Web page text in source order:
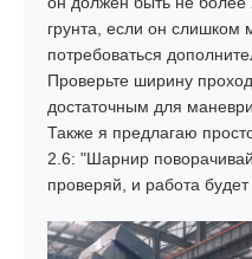
грунта, если он слишком
потребоваться
Проверьте ширину
достаточным для
Также я предлагаю
2.6: "Шарнир
проверяй, и работа будет